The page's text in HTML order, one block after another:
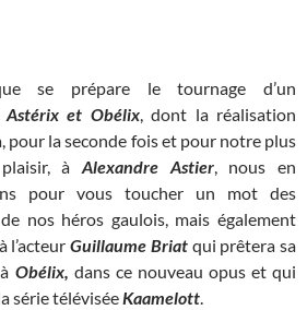
se prépare le tournage d’un
Astérix et Obélix, dont la réalisation
pour la seconde fois et pour notre plus
à Alexandre Astier, nous en
pour vous toucher un mot des
nos héros gaulois, mais également
l’acteurGuillaume Briat qui prêtera sa
Obélix, dans ce nouveau opus et qui
série téléviséeKaamelott.